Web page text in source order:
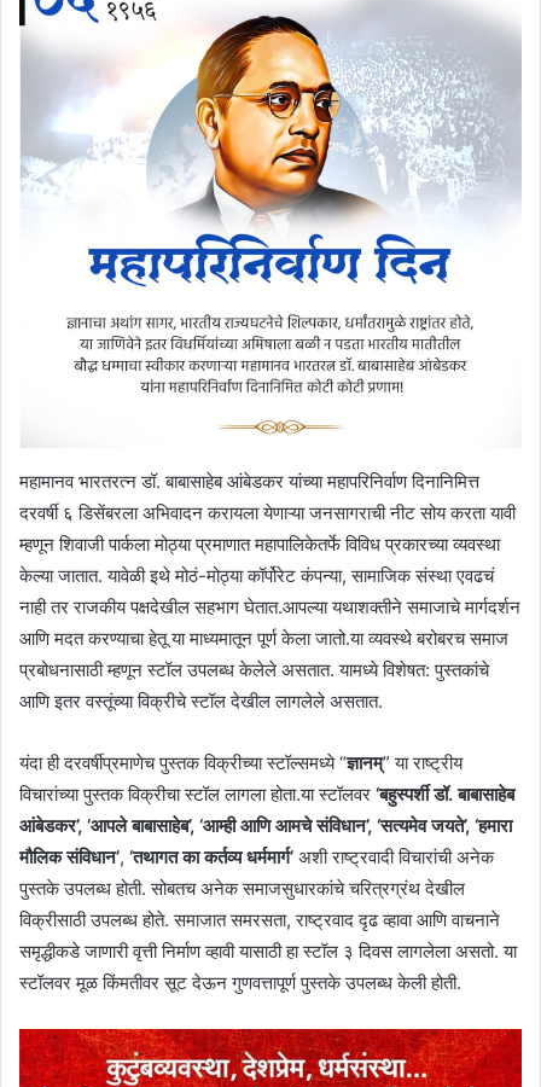
महामानव भारतरत्न डॉ. बाबासाहेब आंबेडकर यांच्या महापरिनिर्वाण दिनानिमित्त
दरवर्षी ६ डिसेंबरला अभिवादन करायला येणाऱ्या जनसागराची नीट सोय करता यावी
म्हणून शिवाजी पार्कला मोठ्या प्रमाणात महापालिकेतर्फे विविध प्रकारच्या व्यवस्था
केल्या जातात. यावेळी इथे मोठं-मोठ्या कॉर्पोरेट कंपन्या, सामाजिक संस्था एवढचं
नाही तर राजकीय पक्षदेखील सहभाग घेतात.आपल्या यथाशक्तीने समाजाचे मार्गदर्शन
आणि मदत करण्याचा हेतू या माध्यमातून पूर्ण केला जातो.या व्यवस्थे बरोबरच समाज
प्रबोधनासाठी म्हणून स्टॉल उपलब्ध केलेले असतात. यामध्ये विशेषत: पुस्तकांचे
आणि इतर वस्तूंच्या विक्रीचे स्टॉल देखील लागलेले असतात.
यंदा ही दरवर्षीप्रमाणेच पुस्तक विक्रीच्या स्टॉल्समध्ये “ज्ञानम्” या राष्ट्रीय
विचारांच्या पुस्तक विक्रीचा स्टॉल लागला होता.या स्टॉलवर ‘बहुस्पर्शी डॉ. बाबासाहेब
आंबेडकर’, ‘आपले बाबासाहेब’, ‘आम्ही आणि आमचे संविधान’, ‘सत्यमेव जयते’, ‘हमारा
मौलिक संविधान’, ‘तथागत का कर्तव्य धर्ममार्ग’ अशी राष्ट्रवादी विचारांची अनेक
पुस्तके उपलब्ध होती. सोबतच अनेक समाजसुधारकांचे चरित्रग्रंथ देखील
विक्रीसाठी उपलब्ध होते. समाजात समरसता, राष्ट्रवाद दृढ व्हावा आणि वाचनाने
समृद्धीकडे जाणारी वृत्ती निर्माण व्हावी यासाठी हा स्टॉल ३ दिवस लागलेला असतो. या
स्टॉलवर मूळ किंमतीवर सूट देऊन गुणवत्तापूर्ण पुस्तके उपलब्ध केली होती.